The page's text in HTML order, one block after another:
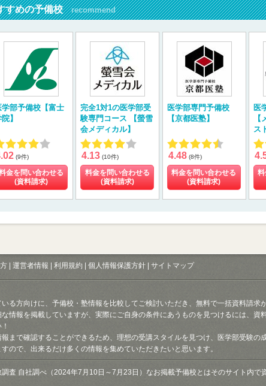
すめの予備校 recommend
学部予備校【富士
】
(9件)
金を問い合わせる
(資料請求)
完全1対1の医学部受
験専門コース 【螢雪
会メディカル】
4.13 (10件)
料金を問い合わせる
(資料請求)
医学部専門予備校
【京都医塾】
4.48 (8件)
料金を問い合わせる
(資料請求)
医
ス
運営者情報 利用規約 個人情報保護方針 サイトマップ
る方向けに、予備校・塾情報を比較してご検討いただき、無料で一括資料請求
情報を掲載していますが、実際にご自身の条件にあうものを見つけるには、資
まで確認することができるため、理想の受講スタイルを見つけ、医学部受験の
ので、出来るだけ多くの情報を集めていただきたいと思います。
査 自社調べ（2024年7月10日～7月23日）なお掲載予備校とはそのサイト内で